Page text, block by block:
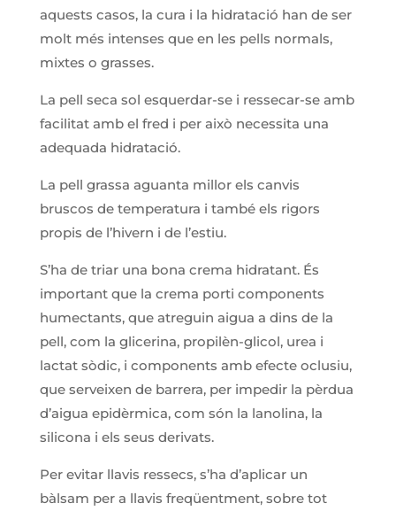
aquests casos, la cura i la hidratació han de ser
molt més intenses que en les pells normals,
mixtes o grasses.
La pell seca sol esquerdar-se i ressecar-se amb
facilitat amb el fred i per això necessita una
adequada hidratació.
La pell grassa aguanta millor els canvis
bruscos de temperatura i també els rigors
propis de l’hivern i de l’estiu.
S’ha de triar una bona crema hidratant. És
important que la crema porti components
humectants, que atreguin aigua a dins de la
pell, com la glicerina, propilèn-glicol, urea i
lactat sòdic, i components amb efecte oclusiu,
que serveixen de barrera, per impedir la pèrdua
d’aigua epidèrmica, com són la lanolina, la
silicona i els seus derivats.
Per evitar llavis ressecs, s’ha d’aplicar un
bàlsam per a llavis freqüentment, sobre tot